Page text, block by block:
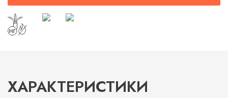
ХАРАКТЕРИСТИКИ